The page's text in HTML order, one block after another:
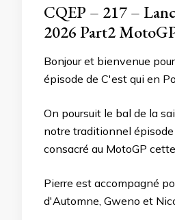
CQEP – 217 –
2026 Part2
Bonjour et bienvenue
épisode de C'est qui en
On poursuit le bal de la
notre traditionnel
consacré au MotoGP
Pierre est accompagné
d'Automne, Gweno et Nico